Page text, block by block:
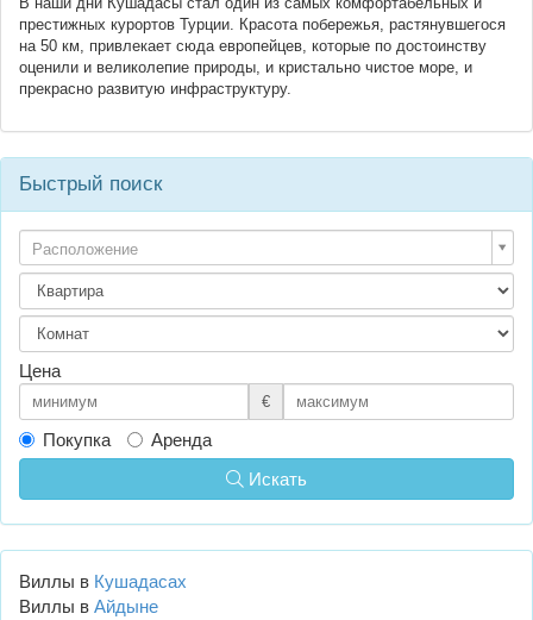
престижных курортов Турции. Красота побережья, растянувшегося
на 50 км, привлекает сюда европейцев, которые по достоинству
оценили и великолепие природы, и кристально чистое море, и
прекрасно развитую инфраструктуру.
Быстрый поиск
Расположение
Цена
€
Покупка
Аренда
Искать
Виллы в Кушадасах
Виллы в Айдыне